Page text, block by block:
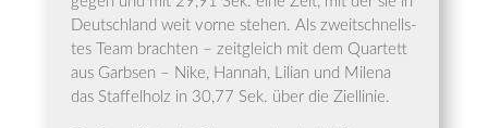
Deutsch­land weit vor­ne ste­hen. Als zweit­schnells­
tes Team brach­ten – zeit­gleich mit dem Quar­tett
aus Garb­sen – Nike, Han­nah, Lili­an und Mile­na
das Staf­fel­holz in 30,77 Sek. über die Ziellinie.